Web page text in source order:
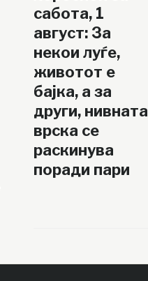
сабота, 1
август: За
некои луѓе,
животот е
бајка, а за
други, нивната
врска се
раскинува
поради пари